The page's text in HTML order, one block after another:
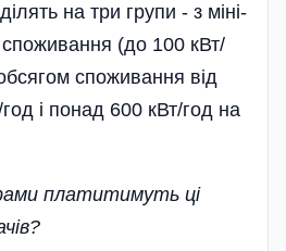
на три групи - з мі­ні­
(до 100 кВт/
споживання від
і понад 600 кВт/год на
платитимуть ці